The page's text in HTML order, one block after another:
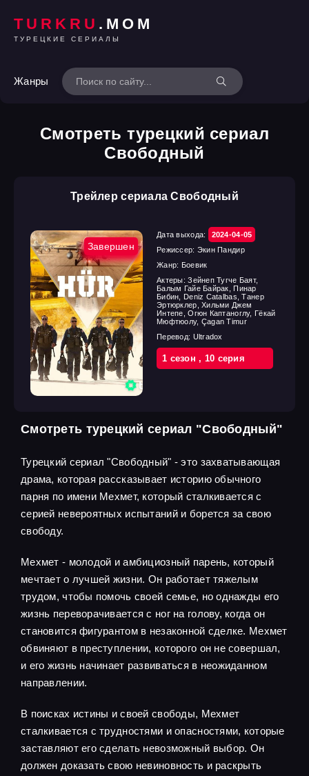
TURKRU .MOM
ТУРЕЦКИЕ СЕРИАЛЫ
Жанры
Смотреть турецкий сериал
Свободный
Трейлер сериала Свободный
Завершен
Дата выхода:
2024-04-05
Режиссер: Экин Пандир
Жанр: Боевик
Актеры:Зейнеп Тугче Баят,
Балым Гайе Байрак, Пинар
Бибин, Deniz Catalbas, Танер
Эртюрклер, Хильми Джем
Интепе, Огюн Каптаноглу, Гёкай
Мюфтюолу, Çagan Timur
Перевод: Ultradox
1 cезон, 10 cерия
Смотреть турецкий сериал "Свободный"
Турецкий сериал "Свободный" - это захватывающая
драма, которая рассказывает историю обычного
парня по имени Мехмет, который сталкивается с
серией невероятных испытаний и борется за свою
свободу.
Мехмет - молодой и амбициозный парень, который
мечтает о лучшей жизни. Он работает тяжелым
трудом, чтобы помочь своей семье, но однажды его
жизнь переворачивается с ног на голову, когда он
становится фигурантом в незаконной сделке. Мехмет
обвиняют в преступлении, которого он не совершал,
и его жизнь начинает развиваться в неожиданном
направлении.
В поисках истины и своей свободы, Мехмет
сталкивается с трудностями и опасностями, которые
заставляют его сделать невозможный выбор. Он
должен доказать свою невиновность и раскрыть